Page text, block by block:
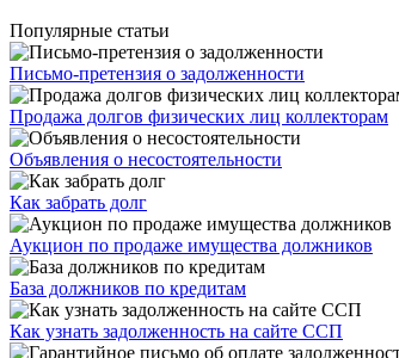
Популярные статьи
Письмо-претензия о задолженности
Продажа долгов физических лиц коллекторам
Объявления о несостоятельности
Как забрать долг
Аукцион по продаже имущества должников
База должников по кредитам
Как узнать задолженность на сайте ССП